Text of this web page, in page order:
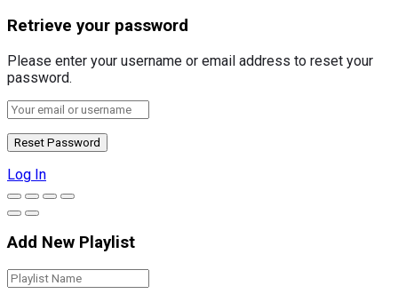
Retrieve your password
Please enter your username or email address to reset your
password.
Log In
Add New Playlist